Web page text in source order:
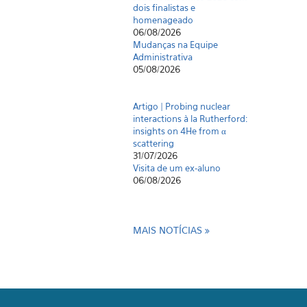
dois finalistas e
homenageado
06/08/2026
Mudanças na Equipe
Administrativa
05/08/2026
Artigo | Probing nuclear
interactions à la Rutherford:
insights on 4He from α
scattering
31/07/2026
Visita de um ex-aluno
06/08/2026
MAIS NOTÍCIAS